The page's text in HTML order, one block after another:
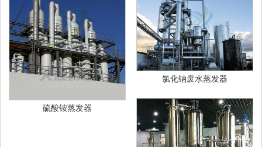
硫酸铵蒸发器
氯化钠废水蒸发器